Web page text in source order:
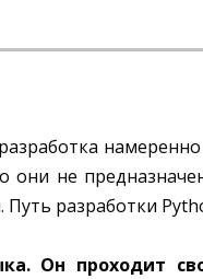
не
разработки
Он проходит